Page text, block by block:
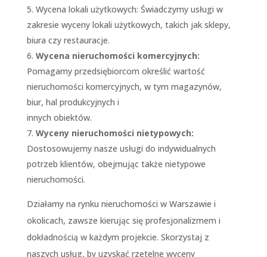
Wycena lokali użytkowych: Świadczymy usługi w
zakresie wyceny lokali użytkowych, takich jak sklepy,
biura czy restauracje.
Wycena nieruchomości komercyjnych:
Pomagamy przedsiębiorcom określić wartość
nieruchomości komercyjnych, w tym magazynów,
biur, hal produkcyjnych i
innych obiektów.
Wyceny nieruchomości nietypowych:
Dostosowujemy nasze usługi do indywidualnych
potrzeb klientów, obejmując także nietypowe
nieruchomości.
Działamy na rynku nieruchomości w Warszawie i
okolicach, zawsze kierując się profesjonalizmem i
dokładnością w każdym projekcie. Skorzystaj z
naszych usług, by uzyskać rzetelne wyceny